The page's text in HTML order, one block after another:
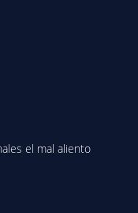
el mal aliento